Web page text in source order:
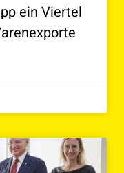
ein Viertel